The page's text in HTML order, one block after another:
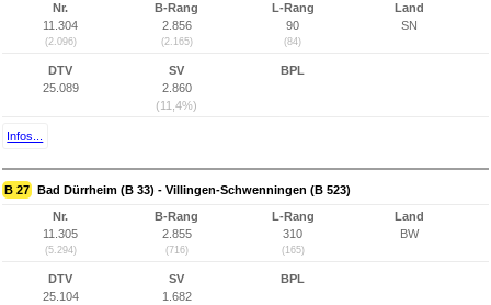
Nr.
11.304
(2.096)
B-Rang
2.856
(2.165)
L-Rang
90
(84)
Land
SN
DTV
25.089
SV
2.860
(11,4%)
BPL
Infos...
B 27 Bad Dürrheim (B 33) - Villingen-Schwenningen (B 523)
Nr.
11.305
(5.294)
B-Rang
2.855
(716)
L-Rang
310
(165)
Land
BW
DTV
25.104
SV
1.682
BPL